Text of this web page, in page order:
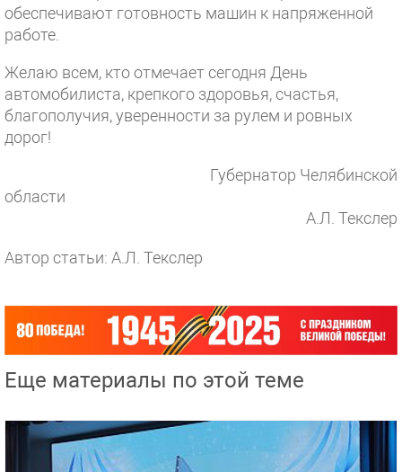
обеспечивают готовность машин к напряженной
работе.
Желаю всем, кто отмечает сегодня День
автомобилиста, крепкого здоровья, счастья,
благополучия, уверенности за рулем и ровных
дорог!
Губернатор Челябинской
А.Л. Текслер
Автор статьи: А.Л. Текслер
Еще материалы по этой теме